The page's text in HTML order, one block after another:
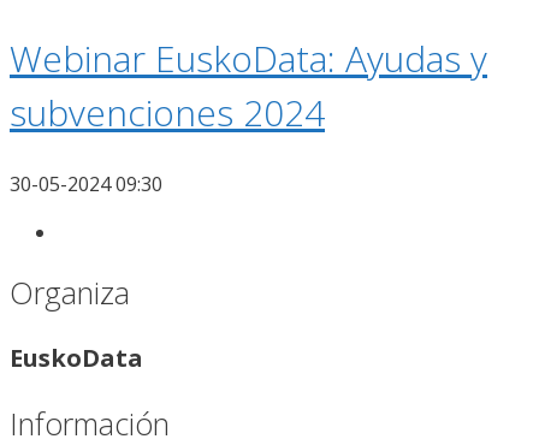
Webinar EuskoData: Ayudas y
subvenciones 2024
30-05-2024 09:30
Organiza
EuskoData
Información